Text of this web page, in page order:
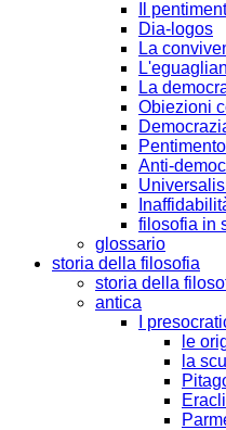
Il
Dia-logos
La
La
Obiezioni
Anti-
filosofia in
glossario
storia della filosofia
storia della
antica
I
le
la